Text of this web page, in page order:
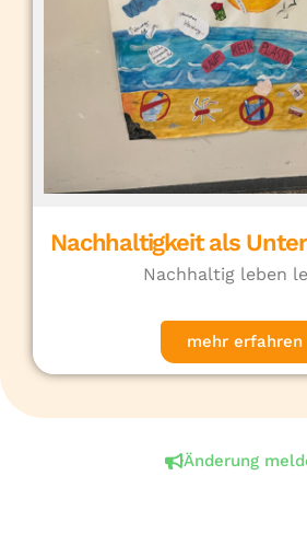
Nachhaltigkeit als
Nachhaltig leben
mehr erfahren
Änderung